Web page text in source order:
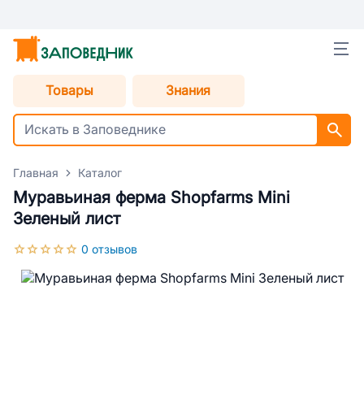
Товары Знания
Главная Каталог
Муравьиная ферма Shopfarms Mini
Зеленый лист
0 отзывов